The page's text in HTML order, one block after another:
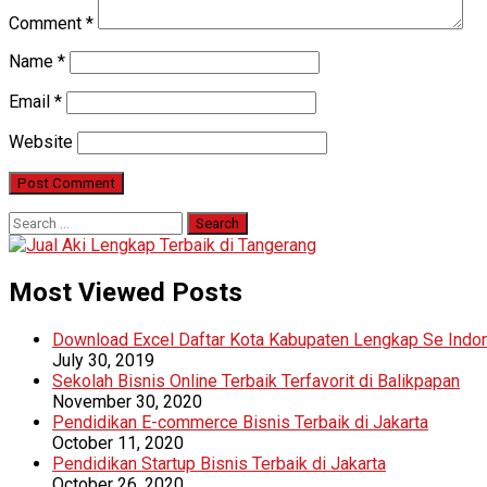
Comment *
Name *
Email *
Website
Search
for:
Most Viewed Posts
Download Excel Daftar Kota Kabupaten Lengkap Se
July 30, 2019
Sekolah Bisnis Online Terbaik Terfavorit di Balikpapan
November 30, 2020
Pendidikan E-commerce Bisnis Terbaik di Jakarta
October 11, 2020
Pendidikan Startup Bisnis Terbaik di Jakarta